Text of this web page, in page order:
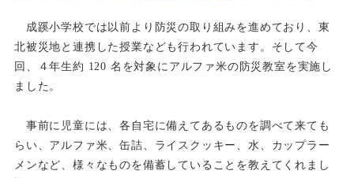
成蹊小学校では以前より防災の取り組みを進めており、東
北被災地と連携した授業なども行われています。そし て今
回、４年生約 120 名を対象にアルファ米の防災教室を実施し
ました。
事前に児童には、各自宅に備えてあるものを調べて来ても
らい、アルファ米、缶詰、ライスクッキー、水、カップラー
メンなど、様々なものを備蓄していることを教えてくれまし